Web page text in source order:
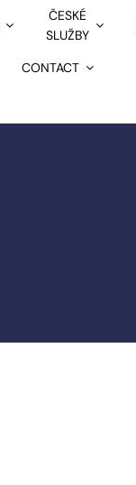
ČESKÉ
SLUŽBY
CONTACT